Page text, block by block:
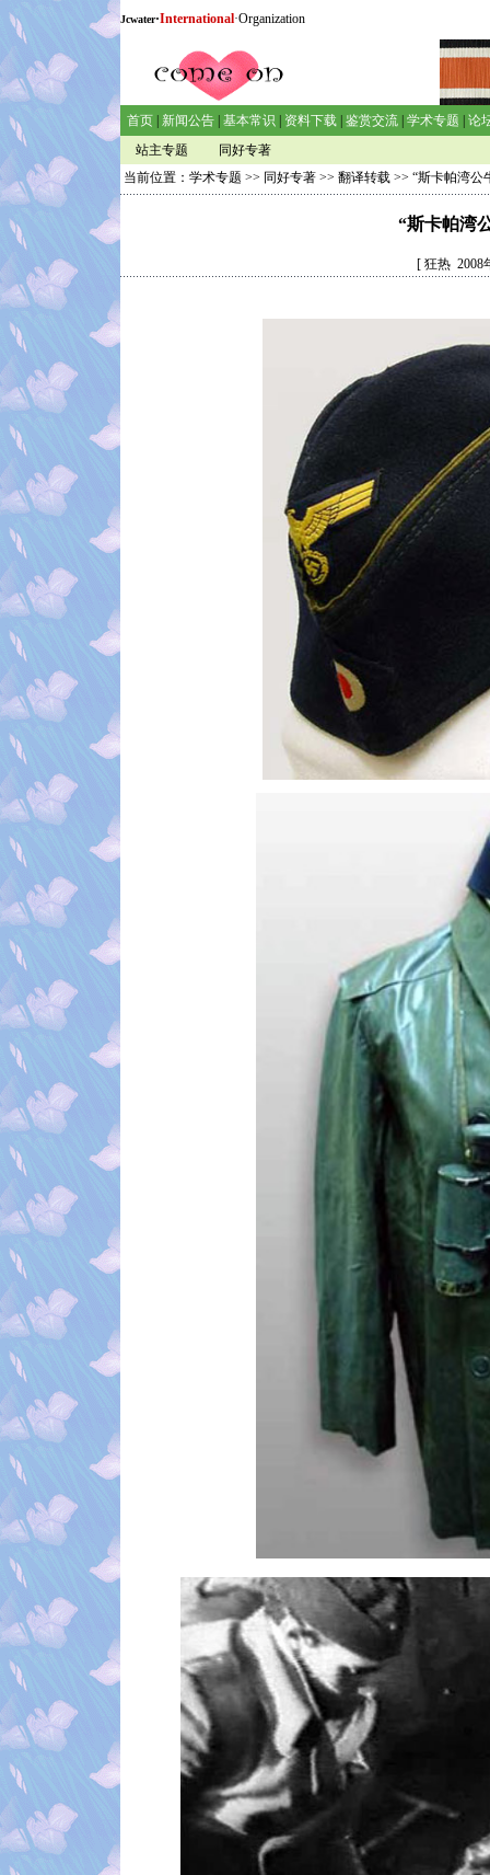
Jcwater·International·Organization
首页 新闻公告 基本常识 资料下载 鉴赏交流 学术专题
论
站主专题
同好专著
当前位置： 学术专题 >> 同好专著 >> 翻译转载 >> “斯卡帕湾公
“斯卡帕湾
[ 狂热 2008